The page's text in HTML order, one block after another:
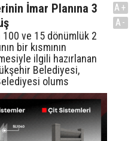
İmar Planına 3
ve 15 dönümlük 2
bir kısmının
ilgili hazırlanan
Belediyesi,
olums
A+
A-